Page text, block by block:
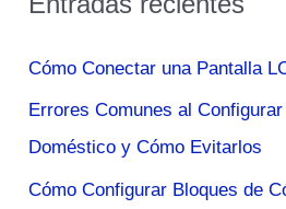
c
p
o
r
Cómo Conectar una Pantalla
Errores Comunes al Configurar
Doméstico y Cómo Evitarlos
Cómo Configurar Bloques de